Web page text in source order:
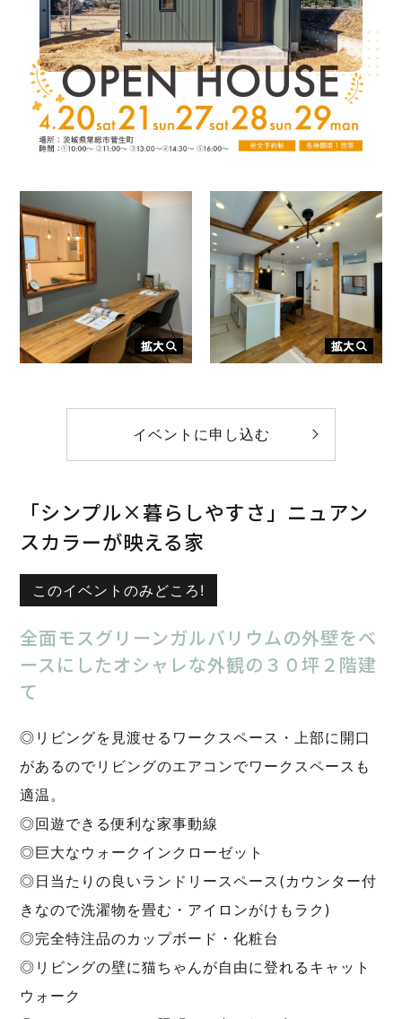
イベントに申し込む
「シンプル×暮らしやすさ」ニュアン
スカラーが映える家
このイベントのみどころ!
全面モスグリーンガルバリウムの外壁をベ
ースにしたオシャレな外観の３０坪２階建
て
◎リビングを見渡せるワークスペース・上部に開口
があるのでリビングのエアコンでワークスペースも
適温。
◎回遊できる便利な家事動線
◎巨大なウォークインクローゼット
◎日当たりの良いランドリースペース(カウンター付
きなので洗濯物を畳む・アイロンがけもラク)
◎完全特注品のカップボード・化粧台
◎リビングの壁に猫ちゃんが自由に登れるキャット
ウォーク